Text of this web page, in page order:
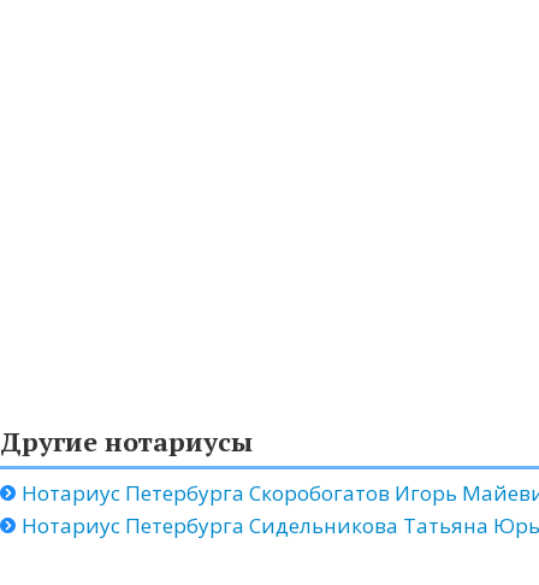
Другие нотариусы
Нотариус Петербурга Скоробогатов Игорь
Нотариус Петербурга Сидельникова Татьяна